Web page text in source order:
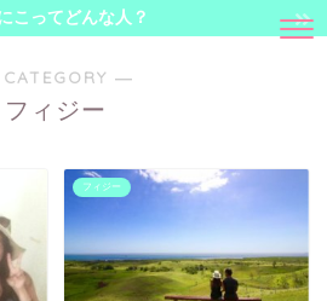
こってどんな人？
―
フィジー
フィジー